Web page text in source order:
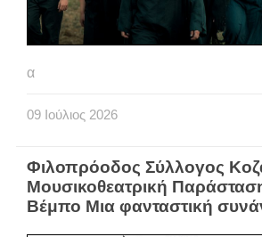
α
09 Ιούλιος 2026
Φιλοπρόοδος Σύλλογος
Μουσικοθεατρική
Βέμπο Μια φανταστική